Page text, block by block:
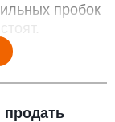
пробок